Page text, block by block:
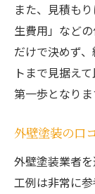
また、見積も
生費用」など
だけで決めず
トまで見据え
第一歩となりま
外壁塗装の口
外壁塗装業者
工例は非常に